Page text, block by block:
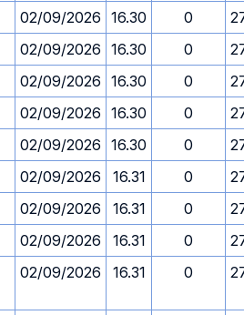
02/09/2026 16.30 0
02/09/2026 16.30 0
02/09/2026 16.30 0
02/09/2026 16.30 0
02/09/2026 16.30 0
02/09/2026 16.31 0
02/09/2026 16.31 0
02/09/2026 16.31 0
02/09/2026 16.31 0